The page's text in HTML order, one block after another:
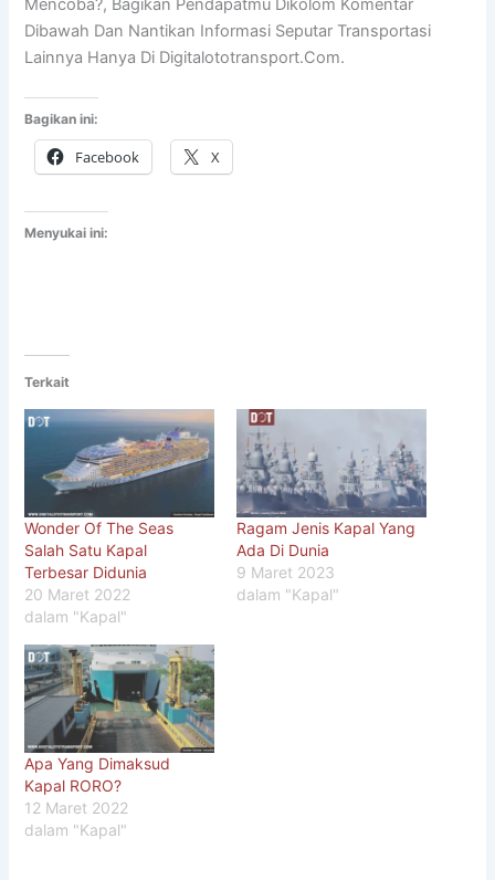
Mencoba?, Bagikan Pendapatmu Dikolom Komentar
Dibawah Dan Nantikan Informasi Seputar Transportasi
Lainnya Hanya Di Digitalototransport.Com.
Bagikan ini:
Facebook X
Menyukai ini:
Terkait
Wonder Of The Seas
Salah Satu Kapal
Terbesar Didunia
20 Maret 2022
dalam "Kapal"
Ragam Jenis Kapal Yang
Ada Di Dunia
9 Maret 2023
dalam "Kapal"
Apa Yang Dimaksud
Kapal RORO?
12 Maret 2022
dalam "Kapal"